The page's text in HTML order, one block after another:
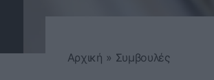
Αρχική » Συμβουλές